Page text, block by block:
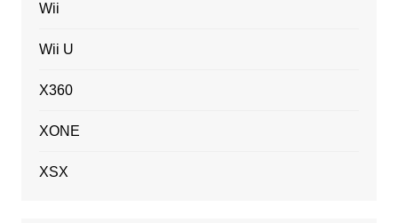
Wii
Wii U
X360
XONE
XSX